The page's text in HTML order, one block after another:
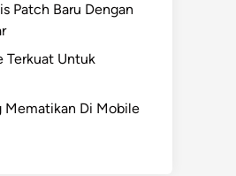
Patch Baru Dengan
Terkuat Untuk
Mematikan Di Mobile